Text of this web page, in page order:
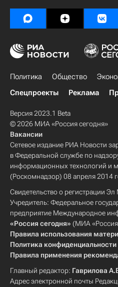
Политика Общество
Спецпроекты
Реклама
Версия 2023.1 Beta
© 2026 МИА «Россия сегодня»
Вакансии
Сетевое издание РИА Новости
в Федеральной службе по
информационных технологий и
(Роскомнадзор) 08 апреля 2014
Свидетельство о регистрации
Учредитель: Федеральное
предприятие Международное
«Россия сегодня» (МИА «Россия
Правила использования
Политика конфиденциальности
Правила применения
Главный редактор: Гаврилова
Адрес электронной почты